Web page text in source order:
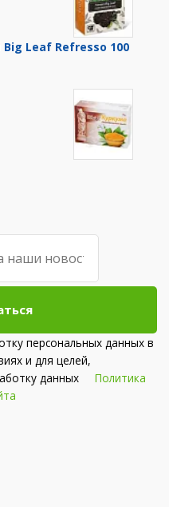
Leaf Refresso 100
персональных данных в
и для целей,
данных Политика